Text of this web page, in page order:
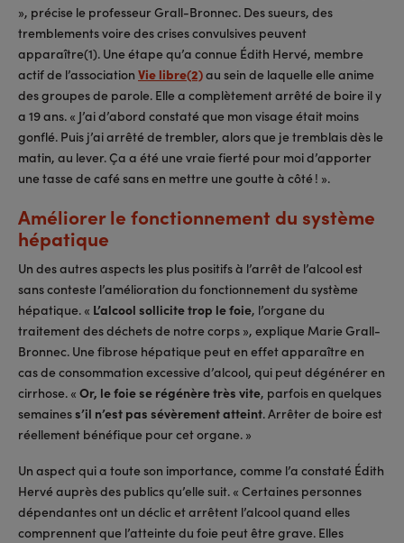
», précise le professeur Grall-Bronnec. Des sueurs, des
tremblements voire des crises convulsives peuvent
apparaître(1). Une étape qu’a connue Édith Hervé, membre
actif de l’association Vie libre(2)au sein de laquelle elle anime
des groupes de parole. Elle a complètement arrêté de boire il y
a 19 ans. « J’ai d’abord constaté que mon visage était moins
gonflé. Puis j’ai arrêté de trembler, alors que je tremblais dès le
matin, au lever. Ça a été une vraie fierté pour moi d’apporter
une tasse de café sans en mettre une goutte à côté ! ».
Améliorer le fonctionnement du système
hépatique
Un des autres aspects les plus positifs à l’arrêt de l’alcool est
sans conteste l’amélioration du fonctionnement du système
hépatique. « L’alcool sollicite trop le foie, l’organe du
traitement des déchets de notre corps », explique Marie Grall-
Bronnec. Une fibrose hépatique peut en effet apparaître en
cas de consommation excessive d’alcool, qui peut dégénérer en
cirrhose. « Or, le foie se régénère très vite, parfois en quelques
semainess’il n’est pas sévèrement atteint. Arrêter de boire est
réellement bénéfique pour cet organe. »
Un aspect qui a toute son importance, comme l’a constaté Édith
Hervé auprès des publics qu’elle suit. « Certaines personnes
dépendantes ont un déclic et arrêtent l’alcool quand elles
comprennent que l’atteinte du foie peut être grave. Elles